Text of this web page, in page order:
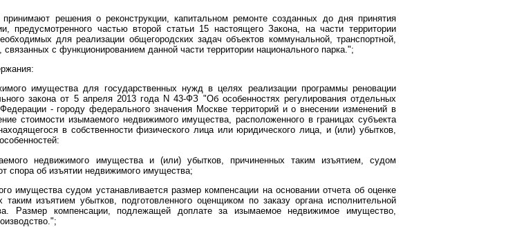
решения о реконструкции, капитальном ремонте созданных до дня принятия
предусмотренного частью второй статьи 15 настоящего Закона, на части территории
для реализации общегородских задач объектов коммунальной, транспортной,
с функционированием данной части территории национального парка.";
имущества для государственных нужд в целях реализации программы реновации
закона от 5 апреля 2013 года N 43-ФЗ "Об особенностях регулирования отдельных
- городу федерального значения Москве территорий и о внесении изменений в
стоимости изымаемого недвижимого имущества, расположенного в границах субъекта
в собственности физического лица или юридического лица, и (или) убытков,
недвижимого имущества и (или) убытков, причиненных таким изъятием, судом
спора об изъятии недвижимого имущества;
имущества судом устанавливается размер компенсации на основании отчета об оценке
изъятием убытков, подготовленного оценщиком по заказу органа исполнительной
Размер компенсации, подлежащей доплате за изымаемое недвижимое имущество,